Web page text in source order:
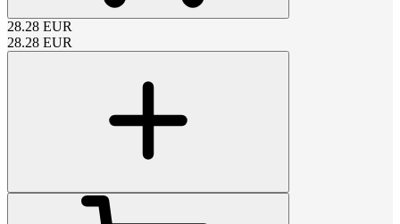
28.28 EUR
28.28 EUR